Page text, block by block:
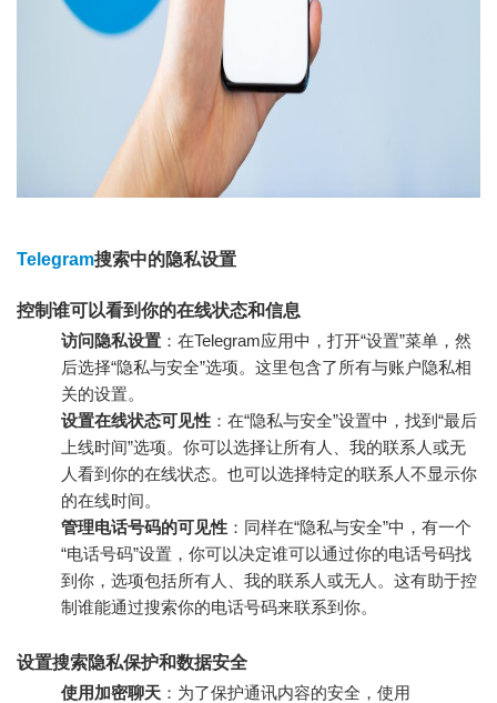
Telegram搜索中的隐私设置
控制谁可以看到你的在线状态和信息
访问隐私设置 ：在Telegram应用中，打开“设置”菜单，然
后选择“隐私与安全”选项。这里包含了所有与账户隐私相
关的设置。
设置在线状态可见性 ：在“隐私与安全”设置中，找到“最后
上线时间”选项。你可以选择让所有人、我的联系人或无
人看到你的在线状态。也可以选择特定的联系人不显示你
的在线时间。
管理电话号码的可见性 ：同样在“隐私与安全”中，有一个
“电话号码”设置，你可以决定谁可以通过你的电话号码找
到你，选项包括所有人、我的联系人或无人。这有助于控
制谁能通过搜索你的电话号码来联系到你。
设置搜索隐私保护和数据安全
使用加密聊天 ：为了保护通讯内容的安全，使用